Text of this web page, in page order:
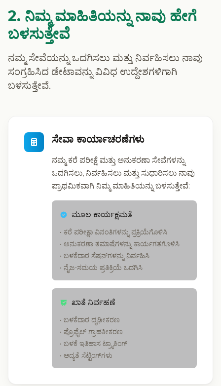
2. ನಿಮ್ಮ ಮಾಹಿತಿಯನ್ನು ನಾವು ಹೇಗೆ
ಬಳಸುತ್ತೇವೆ
ನಮ್ಮ ಸೇವೆಯನ್ನು ಒದಗಿಸಲು ಮತ್ತು ನಿರ್ವಹಿಸಲು ನಾವು
ಸಂಗ್ರಹಿಸಿದ ಡೇಟಾವನ್ನು ವಿವಿಧ ಉದ್ದೇಶಗಳಿಗಾಗಿ
ಬಳಸುತ್ತೇವೆ.
ಸೇವಾ ಕಾರ್ಯಾಚರಣೆಗಳು
ನಮ್ಮ ಕರೆ ಪರೀಕ್ಷೆ ಮತ್ತು ಅನುಕರಣಾ ಸೇವೆಗಳನ್ನು
ಒದಗಿಸಲು, ನಿರ್ವಹಿಸಲು ಮತ್ತು ಸುಧಾರಿಸಲು ನಾವು
ಪ್ರಾಥಮಿಕವಾಗಿ ನಿಮ್ಮ ಮಾಹಿತಿಯನ್ನು ಬಳಸುತ್ತೇವೆ:
ಮೂಲ ಕಾರ್ಯಕ್ಷಮತೆ
• ಕರೆ ಪರೀಕ್ಷಾ ವಿನಂತಿಗಳನ್ನು ಪ್ರಕ್ರಿಯೆಗೊಳಿಸಿ
• ಅನುಕರಣಾ ತಮಾಷೆಗಳನ್ನು ಕಾರ್ಯಗತಗೊಳಿಸಿ
• ಬಳಕೆದಾರ ಸೆಷನ್‌ಗಳನ್ನು ನಿರ್ವಹಿಸಿ
• ನೈಜ-ಸಮಯ ಪ್ರತಿಕ್ರಿಯೆ ಒದಗಿಸಿ
ಖಾತೆ ನಿರ್ವಹಣೆ
• ಬಳಕೆದಾರ ದೃಢೀಕರಣ
• ಪ್ರೊಫೈಲ್ ಗ್ರಾಹಕೀಕರಣ
• ಬಳಕೆ ಇತಿಹಾಸ ಟ್ರ್ಯಾಕಿಂಗ್
• ಆದ್ಯತೆ ಸೆಟ್ಟಿಂಗ್‌ಗಳು